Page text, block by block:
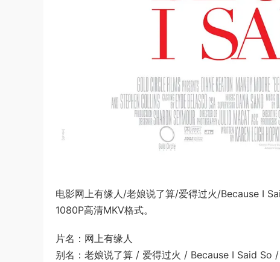
电影网上有缘人/老娘说了算/爱得过火/Because I
1080P高清MKV格式。
片名：网上有缘人
别名：老娘说了算 / 爱得过火 / Because I Said So